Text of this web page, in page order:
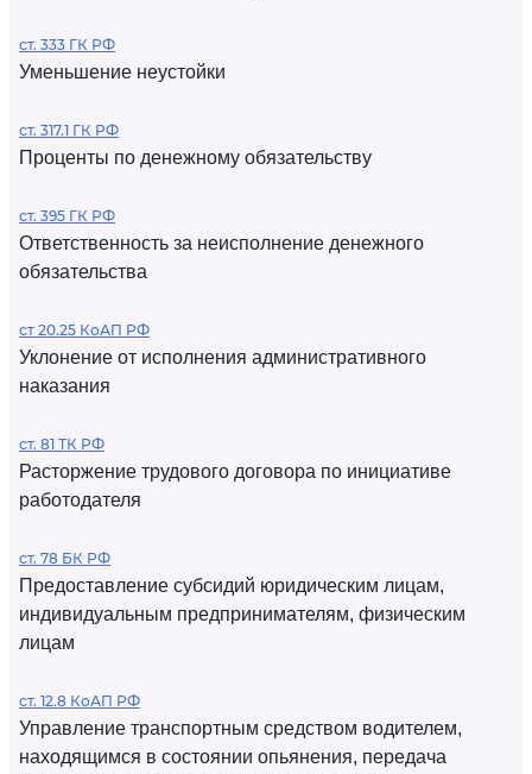
ст. 333 ГК РФ
Уменьшение неустойки
ст. 317.1 ГК РФ
Проценты по денежному обязательству
ст. 395 ГК РФ
Ответственность за неисполнение денежного
обязательства
ст 20.25 КоАП РФ
Уклонение от исполнения административного
наказания
ст. 81 ТК РФ
Расторжение трудового договора по инициативе
работодателя
ст. 78 БК РФ
Предоставление субсидий юридическим лицам,
индивидуальным предпринимателям, физическим
лицам
ст. 12.8 КоАП РФ
Управление транспортным средством водителем,
находящимся в состоянии опьянения, передача